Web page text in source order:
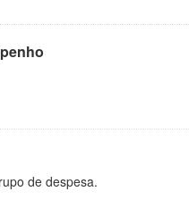
de despesa.